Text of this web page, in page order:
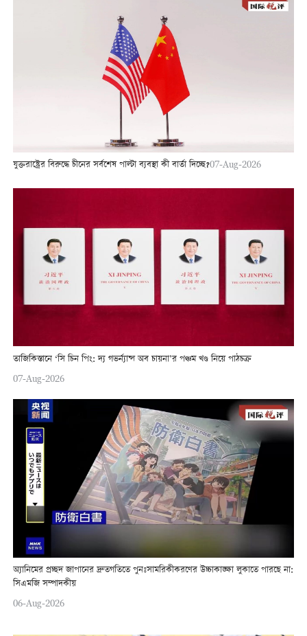
যুক্তরাষ্ট্রের বিরুদ্ধে চীনের সর্বশেষ পাল্টা ব্যবস্থা কী বার্তা দিচ্ছে?07-Aug-2026
তাজিকিস্তানে ‘সি চিন পিং: দ্য গভর্ন্যান্স অব চায়না’র পঞ্চম খণ্ড নিয়ে পাঠচক্র
07-Aug-2026
অ্যানিমের প্রচ্ছদ জাপানের দ্রুতগতিতে পুনঃসামরিকীকরণের উচ্চাকাঙ্ক্ষা লুকাতে পারছে না:
সিএমজি সম্পাদকীয়
06-Aug-2026